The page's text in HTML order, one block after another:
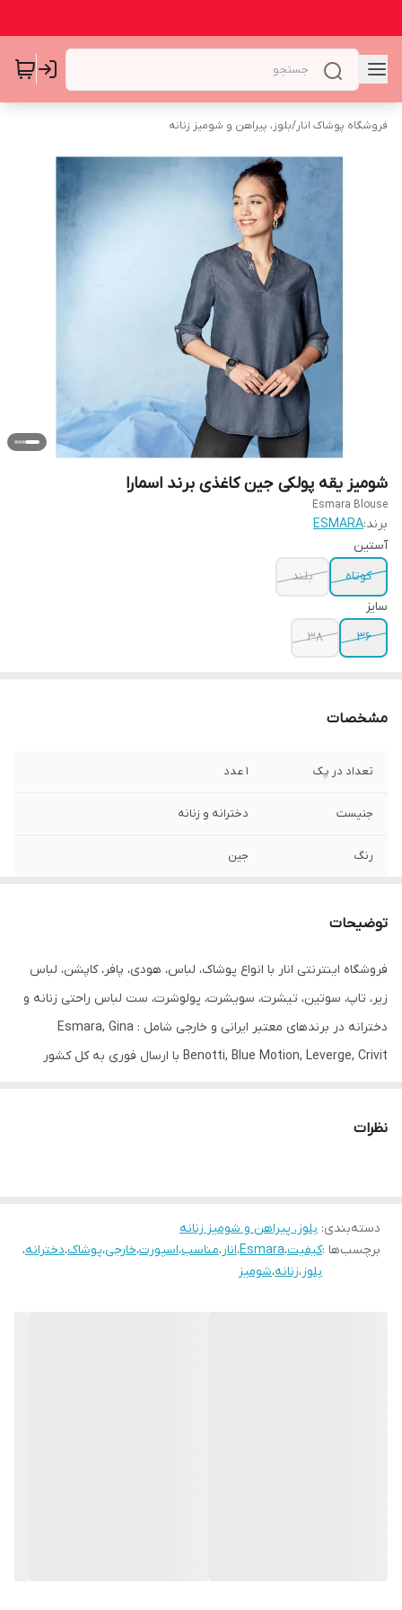
فروشگاه پوشاک انار/بلوز، پیراهن و شومیز زنانه
شومیز یقه پولکی جین کاغذی برند اسمارا
Esmara Blouse
برند:ESMARA
آستین
کوتاه
بلند
سایز
36
38
مشخصات
تعداد در پک 1 عدد
جنیست دخترانه و زنانه
رنگ جین
توضیحات
فروشگاه اینترنتی انار با انواع پوشاک، لباس، هودی، پافر، کاپشن، لباس
زیر، تاپ، سوتین، تیشرت، سویشرت، پولوشرت، ست لباس راحتی زنانه و
دخترانه در برندهای معتبر ایرانی و خارجی شامل : Esmara, Gina
Benotti, Blue Motion, Leverge, Crivit با ارسال فوری به کل کشور
نظرات
دسته‌بندی: بلوز، پیراهن و شومیز زنانه
برچسب‌ها :کیفیت،Esmara،انار،مناسب،اسپورت،خارجی،پوشاک،دخترانه،
بلوز،زنانه،شومیز